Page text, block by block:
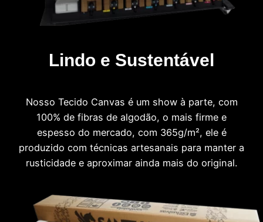
Lindo e Sustentável
Nosso Tecido Canvas é um show à parte, com
100% de fibras de algodão, o mais firme e
espesso do mercado, com 365g/m², ele é
produzido com técnicas artesanais para manter a
rusticidade e aproximar ainda mais do original.